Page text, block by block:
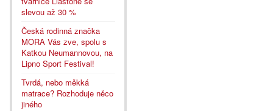
slevou až 30 %
Česká rodinná značka
MORA Vás zve, spolu s
Katkou Neumannovou, na
Lipno Sport Festival!
Tvrdá, nebo měkká
matrace? Rozhoduje něco
jiného